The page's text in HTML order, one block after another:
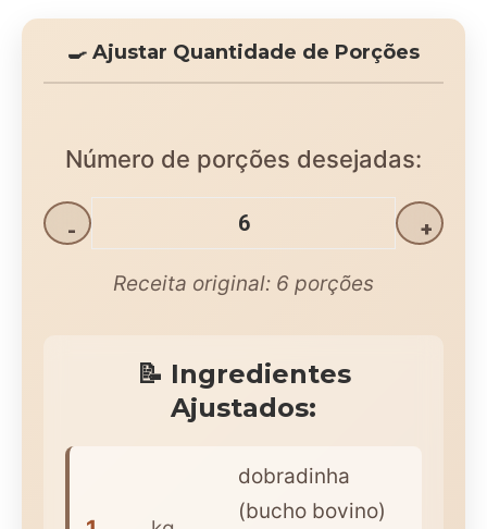
🍳 Ajustar Quantidade de Porções
Número de porções desejadas:
- +
Receita original: 6 porções
📝 Ingredientes
Ajustados:
dobradinha
(bucho bovino)